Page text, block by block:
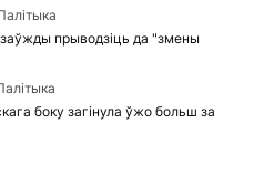
прыводзіць да "змены
боку загінула ўжо больш за